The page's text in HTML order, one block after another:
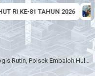
TINGKATKAN
Patroli Dialogis Rutin, Polsek Embaloh Hulu Sampaikan Pesan-Pesan Kamtibmas